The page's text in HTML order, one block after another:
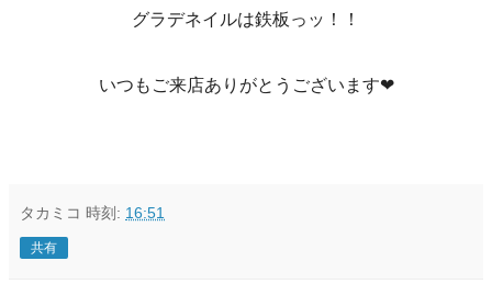
グラデネイルは鉄板っッ！！
いつもご来店ありがとうございます❤
タカミコ 時刻: 16:51
共有